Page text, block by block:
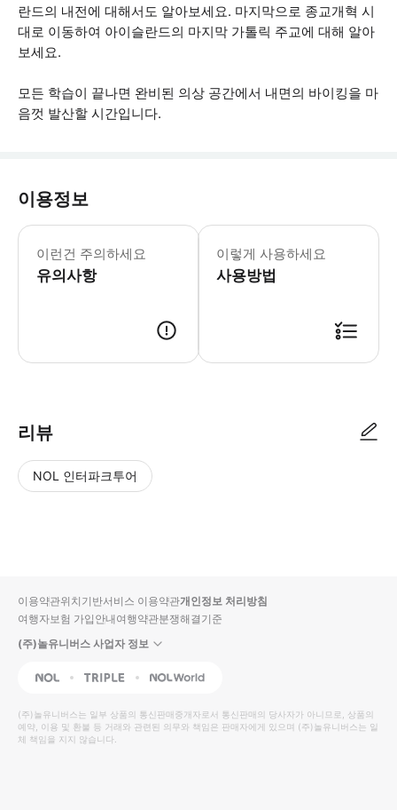
란드의 내전에 대해서도 알아보세요. 마지막으로 종교개혁 시
대로 이동하여 아이슬란드의 마지막 가톨릭 주교에 대해 알아
보세요.
모든 학습이 끝나면 완비된 의상 공간에서 내면의 바이킹을 마
음껏 발산할 시간입니다.
이용정보
이런건 주의하세요
유의사항
- 이 박물관은 민감한 어린이에게는
이렇게 사용하세요
사용방법
리뷰
NOL 인터파크투어
입니
다.
높
은
순
동
영
상
순
상
이용약관위치기반서비스 이용약관개인정보 처리방침
여행자보험 가입안내여행약관분쟁해결기준
(주)놀유니버스 사업자 정보
NOL Triple Interpark Global
(주)놀유니버스는 일부 상품의 통신판매중개자로서 통신판매의 당사자가 아니므로, 상품의
예약, 이용 및 환불 등 거래와 관련된 의무와 책임은 판매자에게 있으며 (주)놀유니버스는 일
체 책임을 지지 않습니다.